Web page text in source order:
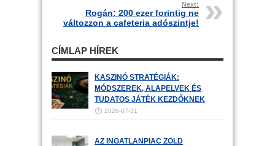
Next:
Rogán: 200 ezer forintig ne
változzon a cafeteria adószintje!
CÍMLAP HÍREK
KASZINÓ STRATÉGIÁK:
MÓDSZEREK, ALAPELVEK ÉS
TUDATOS JÁTÉK KEZDŐKNEK
2026-07-31
AZ INGATLANPIAC ZÖLD